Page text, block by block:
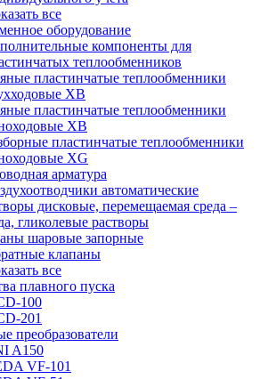
все
оборудование
компоненты для
теплообменников
пластинчатые теплообменники
XB
пластинчатые теплообменники
ХВ
пластинчатые теплообменники
ХG
арматура
автоматические
дисковые, перемещаемая среда –
гликолевые растворы
шаровые запорные
клапаны
все
плавного пуска
100
201
преобразователи
A150
VF-101